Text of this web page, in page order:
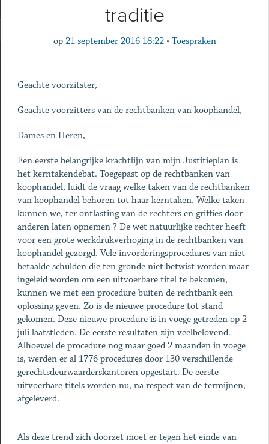
traditie
op 21 september 2016 18:22 • Toespraken
Geachte voorzitster,
Geachte voorzitters van de rechtbanken van koophandel,
Dames en Heren,
Een eerste belangrijke krachtlijn van mijn Justitieplan is
het kerntakendebat. Toegepast op de rechtbanken van
koophandel, luidt de vraag welke taken van de rechtbanken
van koophandel behoren tot haar kerntaken. Welke taken
kunnen we, ter ontlasting van de rechters en griffies door
anderen laten opnemen ? De wet natuurlijke rechter heeft
voor een grote werkdrukverhoging in de rechtbanken van
koophandel gezorgd. Vele invorderingsprocedures van niet
betaalde schulden die ten gronde niet betwist worden maar
ingeleid worden om een uitvoerbare titel te bekomen,
kunnen we met een procedure buiten de rechtbank een
oplossing geven. Zo is de nieuwe procedure tot stand
gekomen. Deze nieuwe procedure is in voege getreden op 2
juli laatstleden. De eerste resultaten zijn veelbelovend.
Alhoewel de procedure nog maar goed 2 maanden in voege
is, werden er al 1776 procedures door 130 verschillende
gerechtsdeurwaarderskantoren opgestart. De eerste
uitvoerbare titels worden nu, na respect van de termijnen,
afgeleverd.
Als deze trend zich doorzet moet er tegen het einde van